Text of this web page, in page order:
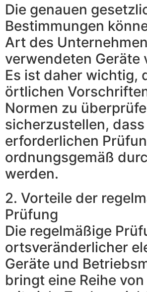
Die genauen
Bestimmungen
Art des
verwendeten Geräte
Es ist daher wichtig,
örtlichen
Normen zu
sicherzustellen,
erforderlichen
ordnungsgemäß
werden.
2. Vorteile der
Prüfung
Die regelmäßige
ortsveränderlicher
Geräte und
bringt eine Reihe